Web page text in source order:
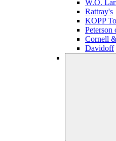
W.O.
Rattray's
KOPP
Cornell
Davidoff